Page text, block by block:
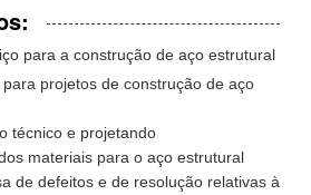
para a construção de aço estrutural
projetos de construção de aço
técnico e projetando
materiais para o aço estrutural
de defeitos e de resolução relativas à